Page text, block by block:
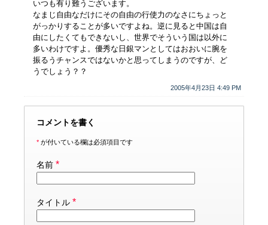
2005年4月23日 4:49 PM
いつも有り難うございます。
なまじ自由なだけにその自由の行使力のなさにちょっと
がっかりすることが多いですよね。逆に見ると中国は自
由にしたくてもできないし、世界でそういう国は以外に
多いわけですよ。優秀な日銀マンとしてはおおいに腕を
振るうチャンスではないかと思ってしまうのですが、ど
うでしょう？？
コメントを書く
* が付いている欄は必須項目です
名前 *
タイトル *